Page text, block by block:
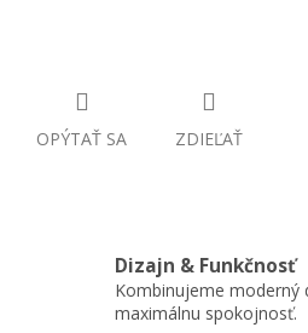
OPÝTAŤ SA ZDIEĽAŤ
Dizajn & Funkčnosť
Kombinujeme moderný
maximálnu spokojnosť.